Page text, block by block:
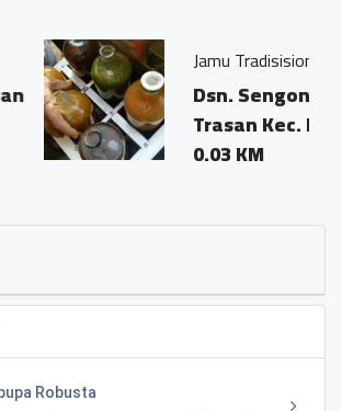
Jamu Tradisisional Madun
Dsn. Sengon RT04/03 Ds.
Trasan Kec. Bandongan
0.03 KM
Robusta